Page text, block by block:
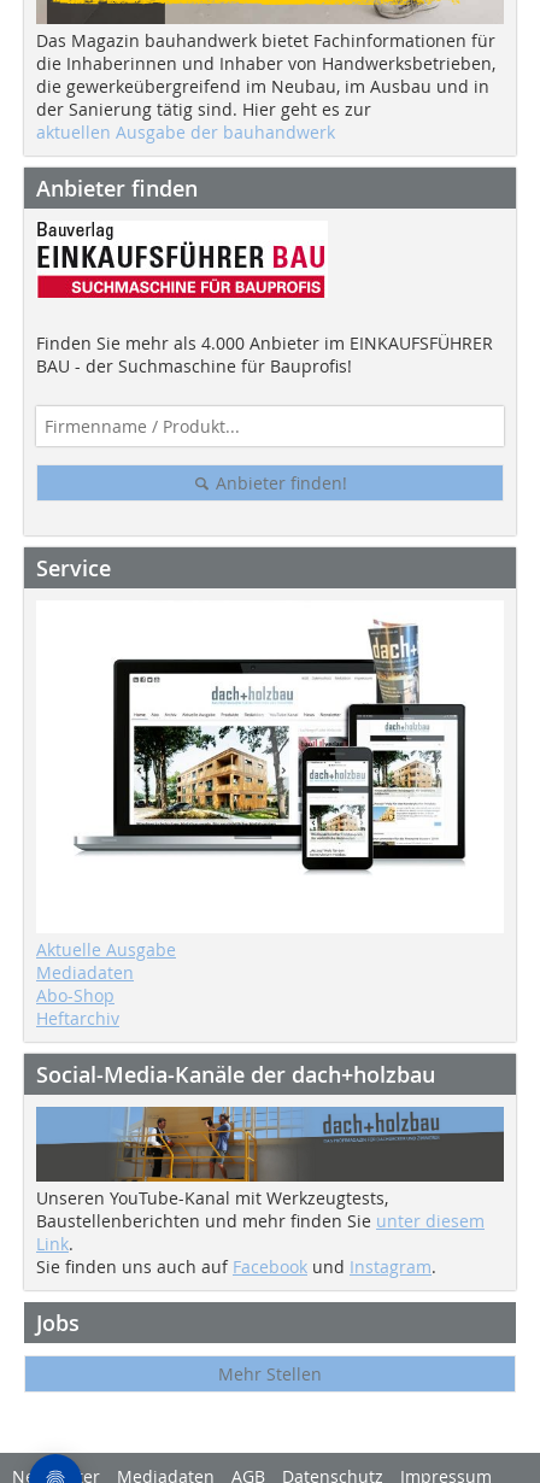
Das Magazin bauhandwerk bietet Fachinformationen für
die Inhaberinnen und Inhaber von Handwerksbetrieben,
die gewerkeübergreifend im Neubau, im Ausbau und in
der Sanierung tätig sind. Hier geht es zur
aktuellen Ausgabe der bauhandwerk
Anbieter finden
Finden Sie mehr als 4.000 Anbieter im EINKAUFSFÜHRER
BAU - der Suchmaschine für Bauprofis!
Anbieter finden!
Service
Aktuelle Ausgabe
Mediadaten
Abo-Shop
Heftarchiv
Social-Media-Kanäle der dach+holzbau
Unseren YouTube-Kanal mit Werkzeugtests,
Baustellenberichten und mehr finden Sie unter diesem
Link.
Sie finden uns auch auf Facebook und Instagram.
Jobs
Mehr Stellen
Newsletter Mediadaten AGB Datenschutz Impressum